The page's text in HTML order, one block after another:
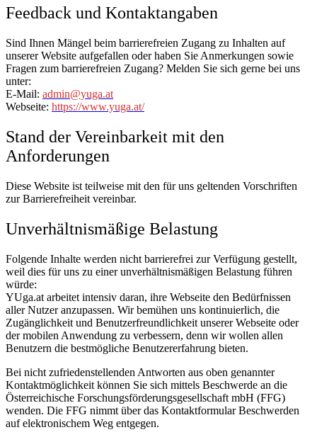
Feedback und Kontaktangaben
Sind Ihnen Mängel beim barrierefreien Zugang zu Inhalten auf
unserer Website aufgefallen oder haben Sie Anmerkungen sowie
Fragen zum barrierefreien Zugang? Melden Sie sich gerne bei uns
unter:
E-Mail: admin@yuga.at
Webseite: https://www.yuga.at/
Stand der Vereinbarkeit mit den
Anforderungen
Diese Website ist teilweise mit den für uns geltenden Vorschriften
zur Barrierefreiheit vereinbar.
Unverhältnismäßige Belastung
Folgende Inhalte werden nicht barrierefrei zur Verfügung gestellt,
weil dies für uns zu einer unverhältnismäßigen Belastung führen
würde:
YUga.at arbeitet intensiv daran, ihre Webseite den Bedürfnissen
aller Nutzer anzupassen. Wir bemühen uns kontinuierlich, die
Zugänglichkeit und Benutzerfreundlichkeit unserer Webseite oder
der mobilen Anwendung zu verbessern, denn wir wollen allen
Benutzern die bestmögliche Benutzererfahrung bieten.
Bei nicht zufriedenstellenden Antworten aus oben genannter
Kontaktmöglichkeit können Sie sich mittels Beschwerde an die
Österreichische Forschungsförderungsgesellschaft mbH (FFG)
wenden. Die FFG nimmt über das Kontaktformular Beschwerden
auf elektronischem Weg entgegen.